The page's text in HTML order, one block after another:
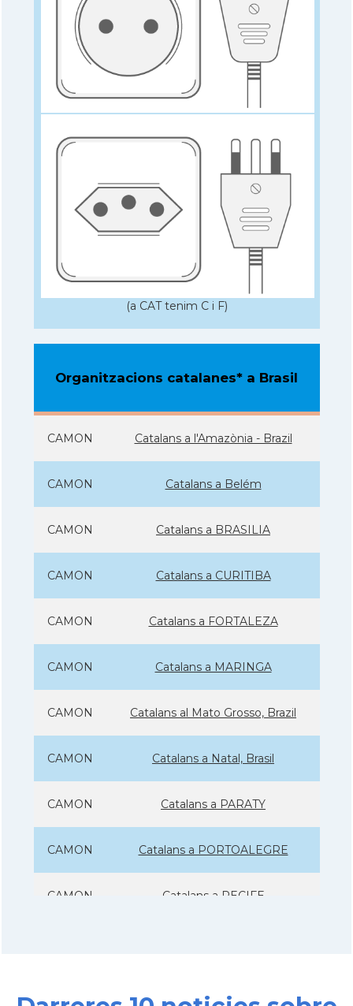
(a CAT tenim C i F)
Organitzacions catalanes* a Brasil
CAMON Catalans a l'Amazònia - Brazil
CAMON Catalans a Belém
CAMON Catalans a BRASILIA
CAMON Catalans a CURITIBA
CAMON Catalans a FORTALEZA
CAMON Catalans a MARINGA
CAMON Catalans al Mato Grosso, Brazil
CAMON Catalans a Natal, Brasil
CAMON Catalans a PARATY
CAMON Catalans a PORTOALEGRE
CAMON Catalans a RECIFE